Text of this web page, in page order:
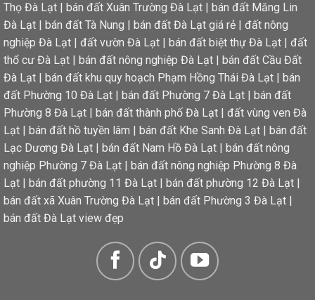
Thọ Đà Lạt | bán đất Xuân Trường Đà Lạt | bán đất Măng Lin
Đà Lạt | bán đất Tà Nung | bán đất Đà Lạt giá rẻ | đất nông
nghiệp Đà Lạt | đất vườn Đà Lạt | bán đất biệt thự Đà Lạt | đất
thổ cư Đà Lạt | bán đất nông nghiệp Đà Lạt | bán đất Cầu Đất
Đà Lạt | bán đất khu quy hoạch Phạm Hồng Thái Đà Lạt | bán
đất Phường 10 Đà Lạt | bán đất Phường 7 Đà Lạt | bán đất
Phường 8 Đà Lạt | bán đất thành phố Đà Lạt | đất vùng ven Đà
Lạt | bán đất hồ tuyền lâm | bán đất Khe Sanh Đà Lạt | bán đất
Lạc Dương Đà Lạt | bán đất Nam Hồ Đà Lạt | bán đất nông
nghiệp Phường 7 Đà Lạt | bán đất nông nghiệp Phường 8 Đà
Lạt | bán đất phường 11 Đà Lạt | bán đất phường 12 Đà Lạt |
bán đất xã Xuân Trường Đà Lạt | bán đất Phường 3 Đà Lạt |
bán đất Đà Lạt view đẹp